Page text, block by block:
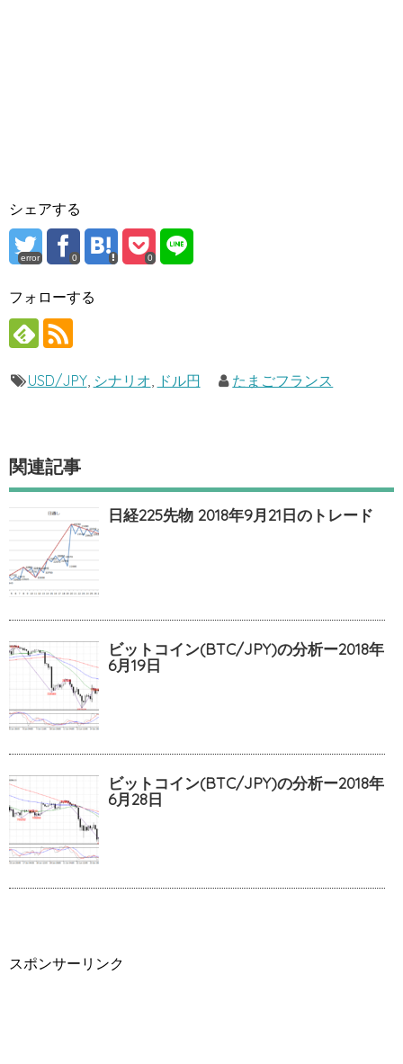
シェアする
error 0 0
フォローする
USD/JPY, シナリオ, ドル円 たまごフランス
関連記事
日経225先物 2018年9月21日のトレード
ビットコイン(BTC/JPY)の分析ー2018年
6月19日
ビットコイン(BTC/JPY)の分析ー2018年
6月28日
スポンサーリンク